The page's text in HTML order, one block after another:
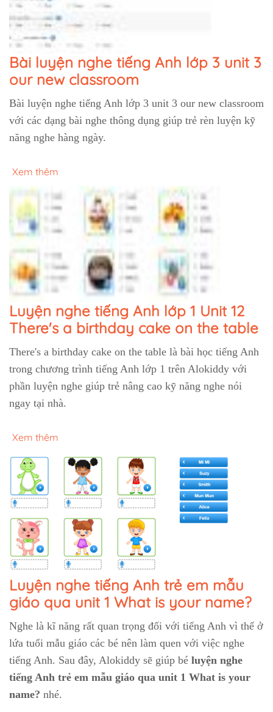
Bài luyện nghe tiếng Anh lớp 3 unit 3
our new classroom
Bài luyện nghe tiếng Anh lớp 3 unit 3 our new classroom
với các dạng bài nghe thông dụng giúp trẻ rèn luyện kỹ
năng nghe hàng ngày.
Xem thêm
Luyện nghe tiếng Anh lớp 1 Unit 12
There's a birthday cake on the table
There's a birthday cake on the table là bài học tiếng Anh
trong chương trình tiếng Anh lớp 1 trên Alokiddy với
phần luyện nghe giúp trẻ nâng cao kỹ năng nghe nói
ngay tại nhà.
Xem thêm
Luyện nghe tiếng Anh trẻ em mẫu
giáo qua unit 1 What is your name?
Nghe là kĩ năng rất quan trọng đối với tiếng Anh vì thế ở
lứa tuổi mẫu giáo các bé nên làm quen với việc nghe
tiếng Anh. Sau đây, Alokiddy sẽ giúp bé luyện nghe
tiếng Anh trẻ em mẫu giáo qua unit 1 What is your
name? nhé.